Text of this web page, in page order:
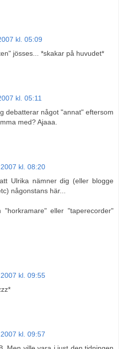
kl. 05:09
jösses... *skakar på huvudet*
kl. 05:11
debatterar något "annat" eftersom
med? Ajaaa.
kl. 08:20
Ulrika nämner dig (eller blogge
någonstans här...
eller "taperecorder"
kl. 09:55
kl. 09:57